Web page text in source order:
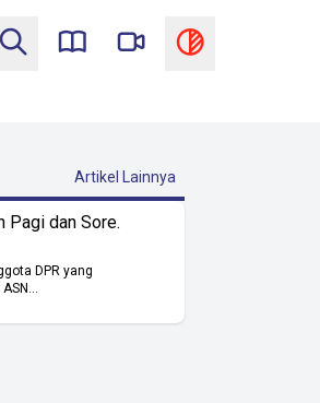
Artikel Lainnya
Pagi dan Sore.
DPR yang